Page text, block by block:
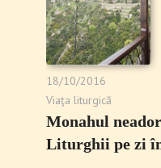
18/10/2016
Viaţa liturgică
Monahul
Liturghii pe zi